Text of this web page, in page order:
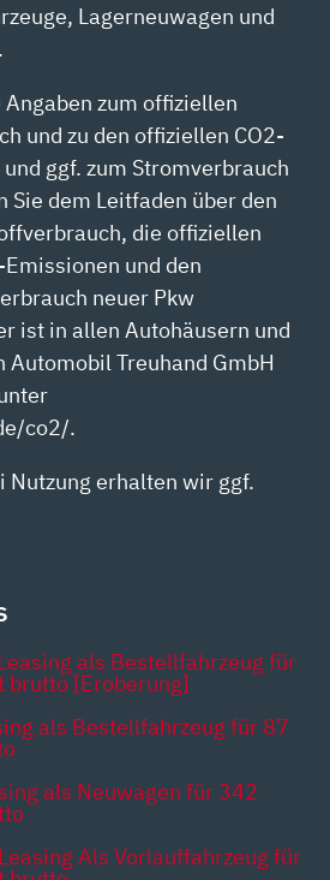
Lagerneuwagen und
zum offiziellen
und zu den offiziellen CO2-
ggf. zum Stromverbrauch
Sie dem Leitfaden über den
die offiziellen
und den
neuer Pkw
ist in allen Autohäusern und
Automobil Treuhand GmbH
co2/.
Nutzung erhalten wir ggf.
als Bestellfahrzeug für
brutto [Eroberung]
als Bestellfahrzeug für 87
als Neuwagen für 342
Als Vorlauffahrzeug für